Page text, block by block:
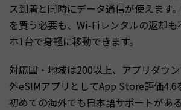
ス到着と同時にデータ通信が使えます
を買う必要も、Wi-Fiレンタルの返却も
ホ1台で身軽に移動できます。
対応国・地域は200以上、アプリダウ
外eSIMアプリとしてApp Store評価4.6
初めての海外でも日本語サポートがあ